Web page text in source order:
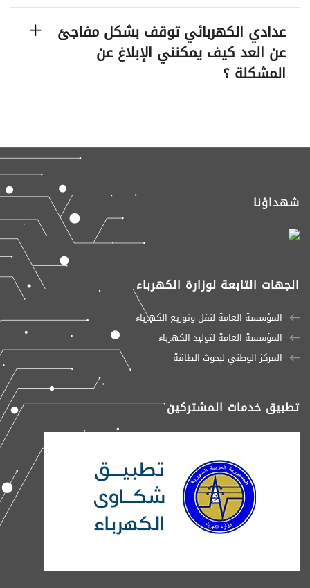
عدادي الكهربائي توقف بشكل مفاجئ
عن العد كيف يمكنني الإبلاغ عن
المشكلة ؟
شهداؤنا
الجهات التابعة لوزارة الكهرباء
المؤسسة العامة لنقل وتوزيع الكهرباء
المؤسسة العامة لتوليد الكهرباء
المركز الوطني لبحوث الطاقة
تطبيق خدمات المشتركين